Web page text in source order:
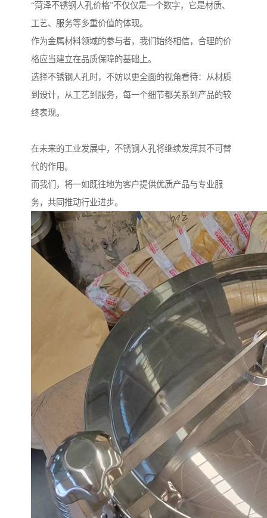
“菏泽不锈钢人孔价格”不仅仅是一个数字，它是材质、
工艺、服务等多重价值的体现。
作为金属材料领域的参与者，我们始终相信，合理的价
格应当建立在品质保障的基础上。
选择不锈钢人孔时，不妨以更全面的视角看待：从材质
到设计，从工艺到服务，每一个细节都关系到产品的较
终表现。
在未来的工业发展中，不锈钢人孔将继续发挥其不可替
代的作用。
而我们，将一如既往地为客户提供优质产品与专业服
务，共同推动行业进步。